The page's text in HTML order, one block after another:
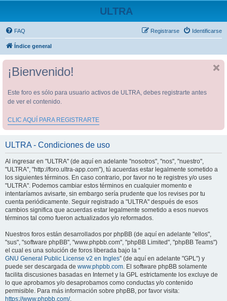
ULTRA
FAQ Identificarse
Registrarse
Índice general
¡Bienvenido!
Este foro es sólo para usuario activos de ULTRA, debes registrarte antes
de ver el contenido.
CLIC AQUÍ PARA REGISTRARTE
ULTRA - Condiciones de uso
Al ingresar en "ULTRA" (de aquí en adelante "nosotros", "nos", "nuestro",
"ULTRA", "http://foro.ultra-app.com"), tú acuerdas estar legalmente sometido a
los siguientes términos. En caso contrario, por favor no te registres y/o uses
"ULTRA". Podemos cambiar estos términos en cualquier momento e
intentaríamos avisarte, sin embargo sería prudente que los revises por tu
cuenta periódicamente. Seguir registrado a "ULTRA" después de esos
cambios significa que acuerdas estar legalmente sometido a esos nuevos
términos tal como fueron actualizados y/o reformados.
Nuestros foros están desarrollados por phpBB (de aquí en adelante "ellos",
"sus", "software phpBB", "www.phpbb.com", "phpBB Limited", "phpBB Teams")
el cual es una solución de foros liberada bajo la “
GNU General Public License v2 en Ingles” (de aquí en adelante "GPL") y
puede ser descargada de www.phpbb.com. El software phpBB solamente
facilita discusiones basadas en Internet y la GPL estrictamente los excluye de
lo que aprobamos y/o desaprobamos como conductas y/o contenido
permisible. Para más información sobre phpBB, por favor visita:
https://www.phpbb.com/.